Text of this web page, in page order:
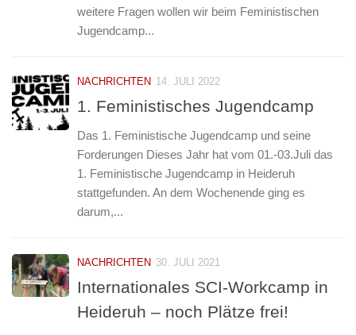
weitere Fragen wollen wir beim Feministischen
Jugendcamp...
NACHRICHTEN 14. JULI 2022
1. Feministisches Jugendcamp
Das 1. Feministische Jugendcamp und seine
Forderungen Dieses Jahr hat vom 01.-03.Juli das
1. Feministische Jugendcamp in Heideruh
stattgefunden. An dem Wochenende ging es
darum,...
NACHRICHTEN 30. JULI 2021
Internationales SCI-Workcamp in
Heideruh – noch Plätze frei!